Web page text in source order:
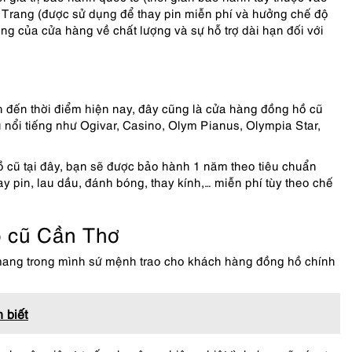
(được sử dụng để thay pin miễn phí và hưởng chế độ
của cửa hàng về chất lượng và sự hỗ trợ dài hạn đối với
thời điểm hiện nay, đây cũng là cửa hàng đồng hồ cũ
tiếng như Ogivar, Casino, Olym Pianus, Olympia Star,
tại đây, bạn sẽ được bảo hành 1 năm theo tiêu chuẩn
pin, lau dầu, đánh bóng, thay kính,… miễn phí tùy theo chế
Cần Thơ
trong mình sứ mệnh trao cho khách hàng đồng hồ chính
biết